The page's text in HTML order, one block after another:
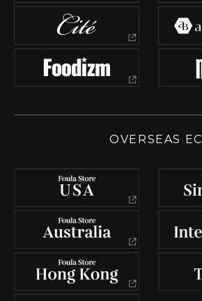
OVERSEAS EC